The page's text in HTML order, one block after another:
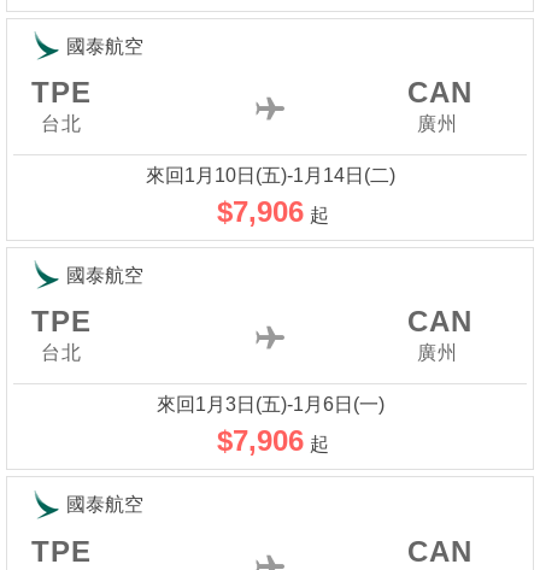
國泰航空
TPE
台北
CAN
廣州
來回1月10日(五)-1月14日(二)
$7,906 起
國泰航空
TPE
台北
CAN
廣州
來回1月3日(五)-1月6日(一)
$7,906 起
國泰航空
TPE CAN